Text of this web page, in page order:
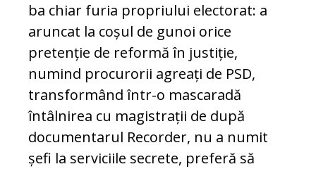
ba chiar furia propriului electorat: a
aruncat la coșul de gunoi orice
pretenție de reformă în justiție,
numind procurorii agreați de PSD,
transformând într-o mascaradă
întâlnirea cu magistrații de după
documentarul Recorder, nu a numit
șefi la serviciile secrete, preferă să